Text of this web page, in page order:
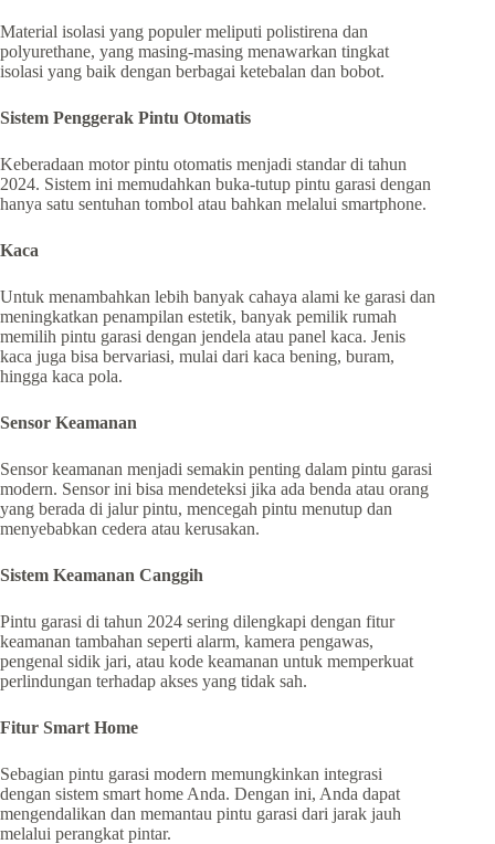
Material isolasi yang populer meliputi polistirena dan
polyurethane, yang masing-masing menawarkan tingkat
isolasi yang baik dengan berbagai ketebalan dan bobot.
Sistem Penggerak Pintu Otomatis
Keberadaan motor pintu otomatis menjadi standar di tahun
2024. Sistem ini memudahkan buka-tutup pintu garasi dengan
hanya satu sentuhan tombol atau bahkan melalui smartphone.
Kaca
Untuk menambahkan lebih banyak cahaya alami ke garasi dan
meningkatkan penampilan estetik, banyak pemilik rumah
memilih pintu garasi dengan jendela atau panel kaca. Jenis
kaca juga bisa bervariasi, mulai dari kaca bening, buram,
hingga kaca pola.
Sensor Keamanan
Sensor keamanan menjadi semakin penting dalam pintu garasi
modern. Sensor ini bisa mendeteksi jika ada benda atau orang
yang berada di jalur pintu, mencegah pintu menutup dan
menyebabkan cedera atau kerusakan.
Sistem Keamanan Canggih
Pintu garasi di tahun 2024 sering dilengkapi dengan fitur
keamanan tambahan seperti alarm, kamera pengawas,
pengenal sidik jari, atau kode keamanan untuk memperkuat
perlindungan terhadap akses yang tidak sah.
Fitur Smart Home
Sebagian pintu garasi modern memungkinkan integrasi
dengan sistem smart home Anda. Dengan ini, Anda dapat
mengendalikan dan memantau pintu garasi dari jarak jauh
melalui perangkat pintar.